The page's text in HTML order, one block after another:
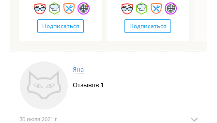
Подписаться Подписаться
Яна
Отзывов 1
30 июля 2021 г.